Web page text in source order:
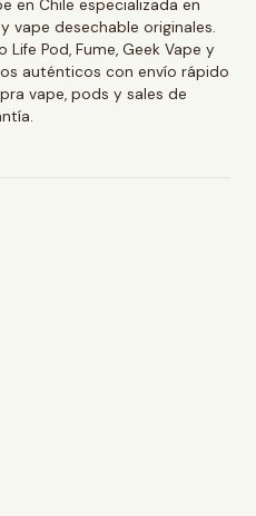
en Chile especializada en
vape desechable originales.
Pod, Fume, Geek Vape y
auténticos con envío rápido
vape, pods y sales de